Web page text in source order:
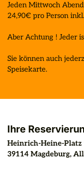
Jeden Mittwoch
24,90€ pro Person
Aber Achtung ! Jeder
Sie können auch
Speisekarte.
Ihre
Heinrich-Heine-Platz
39114 Magdeburg,